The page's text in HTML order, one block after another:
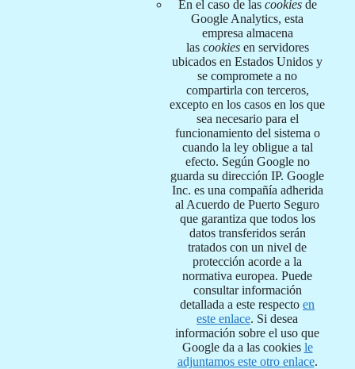
En el caso de las cookiesde
Google Analytics, esta
empresa almacena
las cookiesen servidores
ubicados en Estados Unidos y
se compromete a no
compartirla con terceros,
excepto en los casos en los que
sea necesario para el
funcionamiento del sistema o
cuando la ley obligue a tal
efecto. Según Google no
guarda su dirección IP. Google
Inc. es una compañía adherida
al Acuerdo de Puerto Seguro
que garantiza que todos los
datos transferidos serán
tratados con un nivel de
protección acorde a la
normativa europea. Puede
consultar información
detallada a este respecto en
este enlace. Si desea
información sobre el uso que
Google da a las cookies le
adjuntamos este otro enlace.